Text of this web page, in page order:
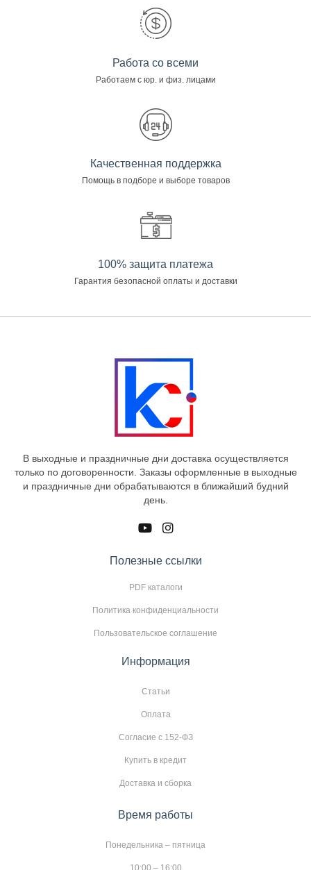
Работа со всеми
Работаем с юр. и физ. лицами
Качественная поддержка
Помощь в подборе и выборе товаров
100% защита платежа
Гарантия безопасной оплаты и доставки
В выходные и праздничные дни доставка осуществляется
только по договоренности. Заказы оформленные в выходные
и праздничные дни обрабатываются в ближайший будний
день.
Полезные ссылки
PDF каталоги
Политика конфиденциальности
Пользовательское соглашение
Информация
Статьи
Оплата
Согласие с 152-ФЗ
Купить в кредит
Доставка и сборка
Время работы
Понедельника – пятница
10:00 – 16:00